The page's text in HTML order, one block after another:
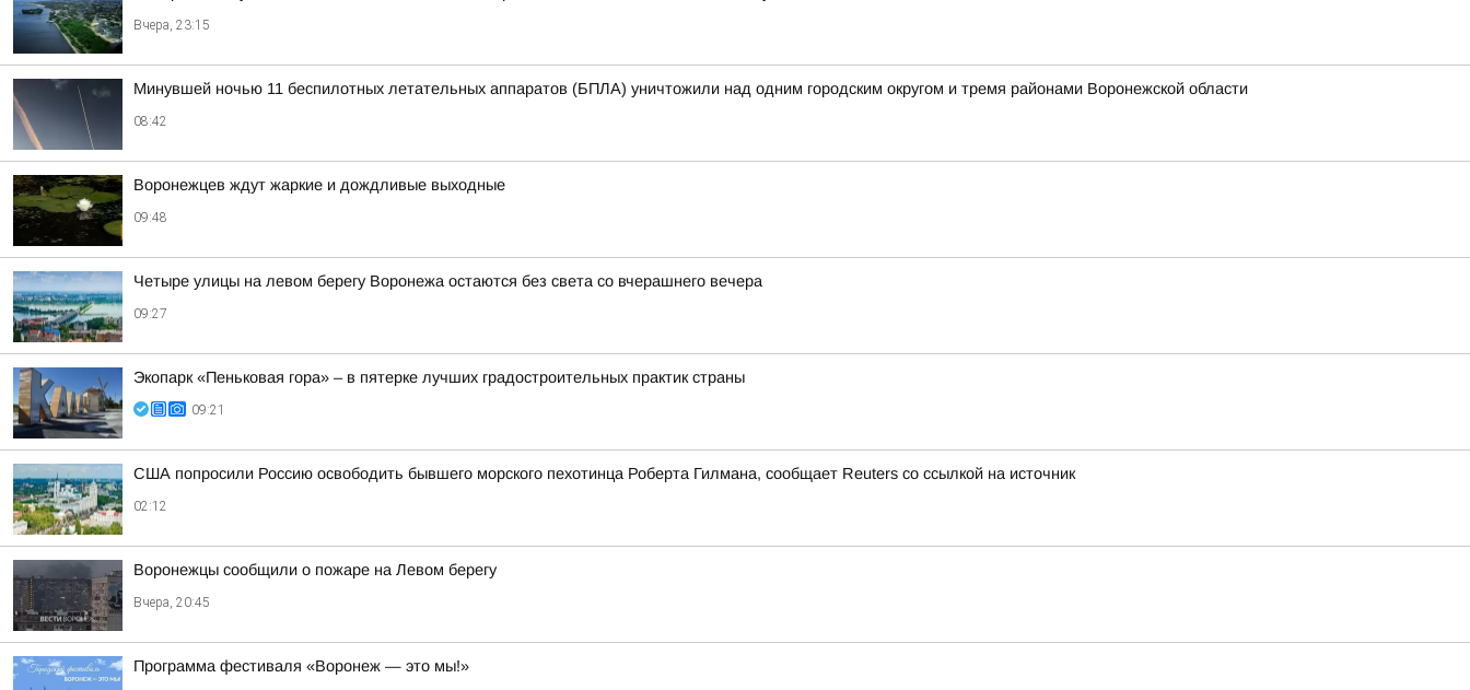
Вчера, 23:15
Минувшей ночью 11 беспилотных летательных аппаратов (БПЛА) уничтожили над одним городским округом и тремя районами Воронежской области
08:42
Воронежцев ждут жаркие и дождливые выходные
09:48
Четыре улицы на левом берегу Воронежа остаются без света со вчерашнего вечера
09:27
Экопарк «Пеньковая гора» – в пятерке лучших градостроительных практик страны
09:21
США попросили Россию освободить бывшего морского пехотинца Роберта Гилмана, сообщает Reuters со ссылкой на источник
02:12
Воронежцы сообщили о пожаре на Левом берегу
Вчера, 20:45
Программа фестиваля «Воронеж — это мы!»